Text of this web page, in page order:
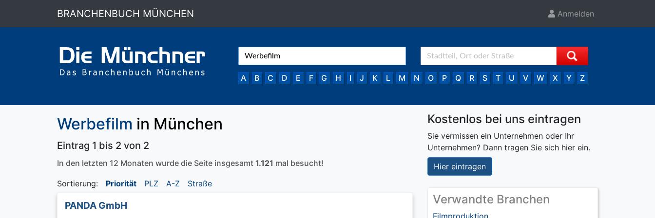
BRANCHENBUCH MÜNCHEN Anmelden
A B C D E F G H I J K L M N O P Q R S T U V W X Y Z
Werbefilm in München
Eintrag 1 bis 2 von 2
In den letzten 12 Monaten wurde die Seite insgesamt 1.121 mal besucht!
Sortierung: Priorität PLZ A-Z Straße
PANDA GmbH
Kostenlos bei uns eintragen
Sie vermissen ein Unternehmen oder Ihr
Unternehmen? Dann tragen Sie sich hier ein.
Hier eintragen
Verwandte Branchen
Filmproduktion